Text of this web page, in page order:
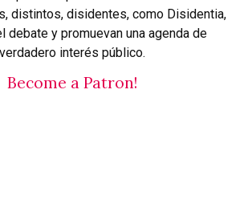
distintos, disidentes, como Disidentia,
debate y promuevan una agenda de
verdadero interés público.
Become a Patron!